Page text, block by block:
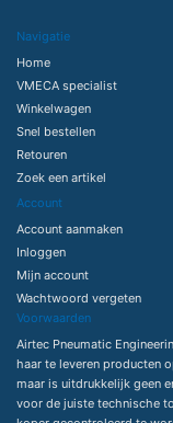
Navigatie
Home
VMECA specialist
Winkelwagen
Snel bestellen
Retouren
Zoek een artikel
Account
Account aanmaken
Inloggen
Mijn account
Wachtwoord vergeten
Voorwaarden
Airtec Pneumatic
haar te leveren producten
maar is uitdrukkelijk geen
voor de juiste technische